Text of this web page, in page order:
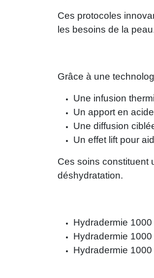
Ces protocoles
les besoins de la
Grâce à une
Une infusion
Un apport en
Une diffusion
Un effet lift pour
Ces soins constituent
déshydratation.
Hydradermie 1000
Hydradermie
Hydradermie 1000